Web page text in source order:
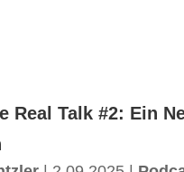
Real Talk #2: Ein